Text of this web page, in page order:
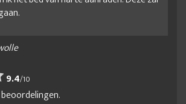
9.4/10
beoordelingen.